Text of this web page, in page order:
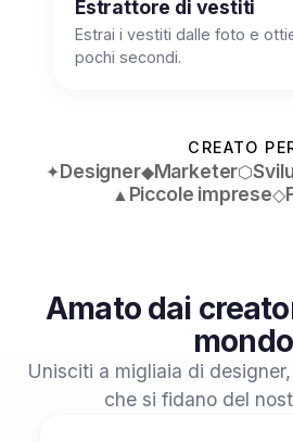
Estrattore di vestiti
Estrai i vestiti dalle foto e
pochi secondi.
CREATO
✦Designer◆Marketer⬡
▲ Piccole imprese◇
Amato dai
mondo
Unisciti a migliaia di
che si fidano del